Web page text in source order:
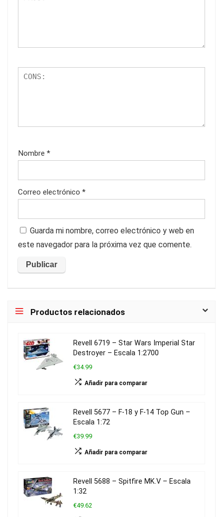
Nombre *
Correo electrónico *
Guarda mi nombre, correo electrónico y web en
este navegador para la próxima vez que comente.
Productos relacionados
Revell 6719 – Star Wars Imperial Star
Destroyer – Escala 1:2700
€34.99
Añadir para comparar
Revell 5677 – F-18 y F-14 Top Gun –
Escala 1:72
€39.99
Añadir para comparar
Revell 5688 – Spitfire MK.V – Escala
1:32
€49.62